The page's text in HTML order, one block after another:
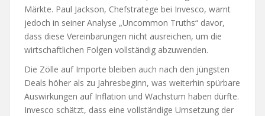
Märkte. Paul Jackson, Chefstratege bei Invesco, warnt
jedoch in seiner Analyse „Uncommon Truths“ davor,
dass diese Vereinbarungen nicht ausreichen, um die
wirtschaftlichen Folgen vollständig abzuwenden.
Die Zölle auf Importe bleiben auch nach den jüngsten
Deals höher als zu Jahresbeginn, was weiterhin spürbare
Auswirkungen auf Inflation und Wachstum haben dürfte.
Invesco schätzt, dass eine vollständige Umsetzung der